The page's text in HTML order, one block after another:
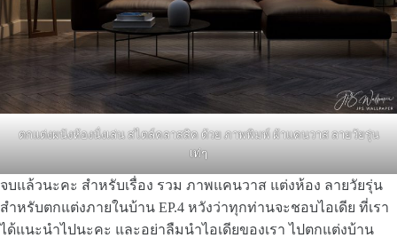
ตกแต่งผนังห้องนั่งเล่น สไตล์คลาสสิค ด้วย ภาพพิมพ์ ผ้าแคนวาส ลายวัยรุ่น
เท่ๆ
จบแล้วนะคะ สำหรับเรื่อง รวม ภาพแคนวาส แต่งห้อง ลายวัยรุ่น
สำหรับตกแต่งภายในบ้าน EP.4 หวังว่าทุกท่านจะชอบไอเดีย ที่เรา
ได้แนะนำไปนะคะ และอย่าลืมนำไอเดียของเรา ไปตกแต่งบ้าน